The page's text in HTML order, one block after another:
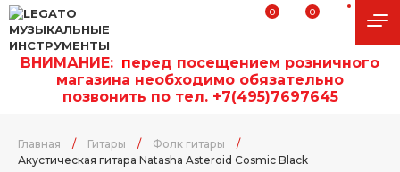
0 0
ВНИМАНИЕ: перед посещением розничного
магазина необходимо обязательно
позвонить по тел. +7(495)7697645
Главная / Гитары / Фолк гитары
/
Акустическая гитара Natasha Asteroid Cosmic Black